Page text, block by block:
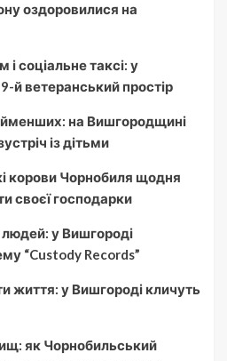
оздоровилися на
соціальне таксі: у
й ветеранський простір
на Вишгородщині
із дітьми
корови Чорнобиля щодня
своєї господарки
у Вишгороді
“Custody Records”
життя: у Вишгороді кличуть
як Чорнобильський